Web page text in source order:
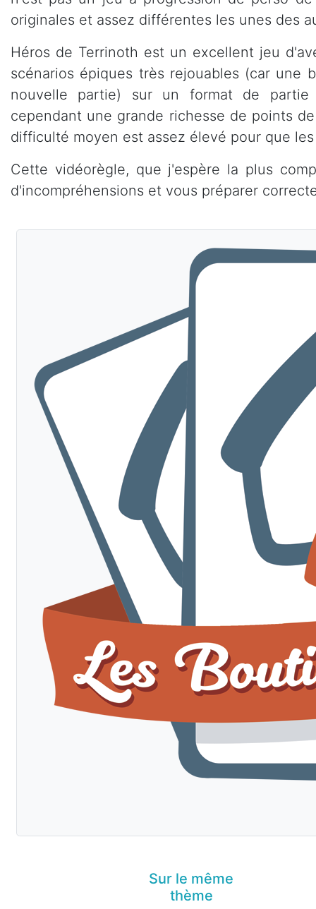
originales et assez différentes les unes des
Héros de Terrinoth est un excellent jeu
scénarios épiques très rejouables (car une
nouvelle partie) sur un format de partie
cependant une grande richesse de points
difficulté moyen est assez élevé pour que
Cette vidéorègle, que j'espère la plus
d'incompréhensions et vous préparer
Sur le même
thème